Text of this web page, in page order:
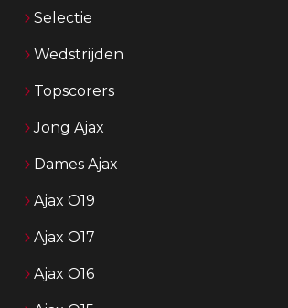
Selectie
Wedstrijden
Topscorers
Jong Ajax
Dames Ajax
Ajax O19
Ajax O17
Ajax O16